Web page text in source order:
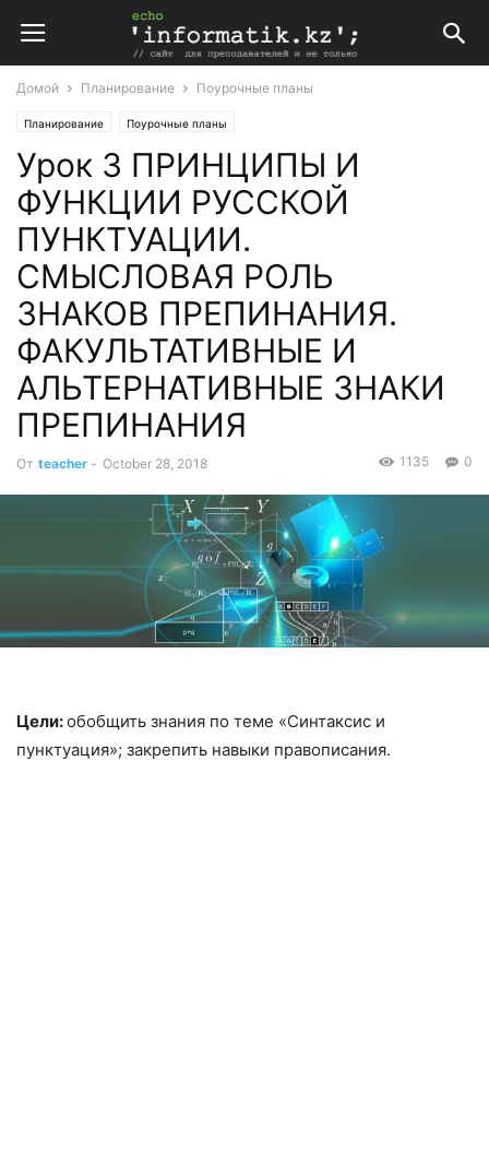
Домой Планирование Поурочные планы
Планирование Поурочные планы
Поурочные планы по русскому языку
Поурочные планы по Русскому языку 11 класс с казахским языком обучения
Урок 3 ПРИНЦИПЫ И
ФУНКЦИИ РУССКОЙ
ПУНКТУАЦИИ.
СМЫСЛОВАЯ РОЛЬ
ЗНАКОВ ПРЕПИНАНИЯ.
ФАКУЛЬТАТИВНЫЕ И
АЛЬТЕРНАТИВНЫЕ ЗНАКИ
ПРЕПИНАНИЯ
От teacher - October 28, 2018 0
1135
Цели:обобщить знания по теме «Синтаксис и
пунктуация»; закрепить навыки правописания.